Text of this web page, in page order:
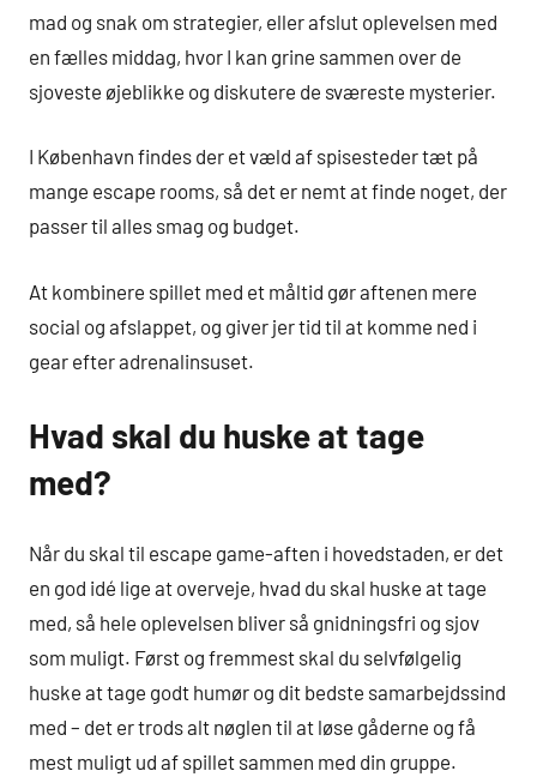
mad og snak om strategier, eller afslut oplevelsen med
en fælles middag, hvor I kan grine sammen over de
sjoveste øjeblikke og diskutere de sværeste mysterier.
I København findes der et væld af spisesteder tæt på
mange escape rooms, så det er nemt at finde noget, der
passer til alles smag og budget.
At kombinere spillet med et måltid gør aftenen mere
social og afslappet, og giver jer tid til at komme ned i
gear efter adrenalinsuset.
Hvad skal du huske at tage
med?
Når du skal til escape game-aften i hovedstaden, er det
en god idé lige at overveje, hvad du skal huske at tage
med, så hele oplevelsen bliver så gnidningsfri og sjov
som muligt. Først og fremmest skal du selvfølgelig
huske at tage godt humør og dit bedste samarbejdssind
med – det er trods alt nøglen til at løse gåderne og få
mest muligt ud af spillet sammen med din gruppe.